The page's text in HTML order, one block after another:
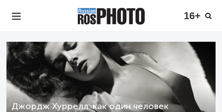
16+
Джордж Хуррелл: как один человек